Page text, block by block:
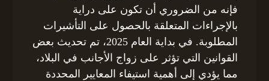
فإنه من الضروري أن تكون على دراية
بالإجراءات المتعلقة بالحصول على التأشيرات
المطلوبة. في بداية العام 2025، تم تحديث بعض
القوانين التي تؤثر على زواج الأجانب في البلاد،
مما يؤدي إلى أهمية استيفاء المعايير المحددة